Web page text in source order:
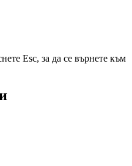
Esc, за да се върнете към